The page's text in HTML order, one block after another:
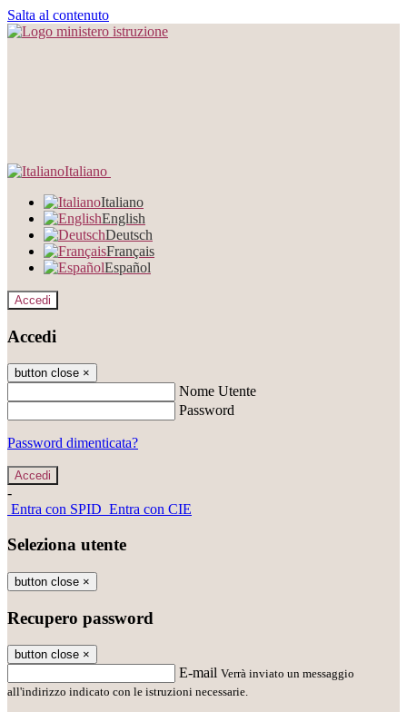
Salta al contenuto
Italiano
Italiano
English
Deutsch
Français
Español
Accedi
Accedi
button close ×
Nome Utente
Password
Password dimenticata?
-
Entra con SPID Entra con CIE
Seleziona utente
button close ×
Recupero password
button close ×
E-mail Verrà inviato un messaggio
all'indirizzo indicato con le istruzioni necessarie.